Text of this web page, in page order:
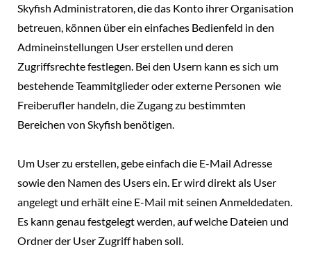
Skyfish Administratoren, die das Konto ihrer Organisation
betreuen, können über ein einfaches Bedienfeld in den
Admineinstellungen User erstellen und deren
Zugriffsrechte festlegen. Bei den Usern kann es sich um
bestehende Teammitglieder oder externe Personen wie
Freiberufler handeln, die Zugang zu bestimmten
Bereichen von Skyfish benötigen.
Um User zu erstellen, gebe einfach die E-Mail Adresse
sowie den Namen des Users ein. Er wird direkt als User
angelegt und erhält eine E-Mail mit seinen Anmeldedaten.
Es kann genau festgelegt werden, auf welche Dateien und
Ordner der User Zugriff haben soll.